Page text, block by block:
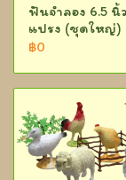
ฟันจำลอง 6.5 นิ้
แปรง (ชุดใหญ่)
฿0